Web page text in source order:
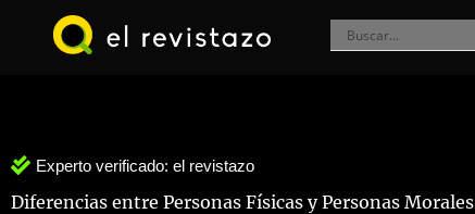
Experto verificado: el revistazo
Diferencias entre Personas Físicas y Personas Morales